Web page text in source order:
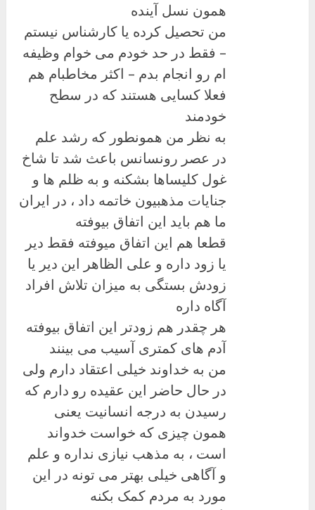
همون نسل آینده
من تحصیل کرده یا کارشناس نیستم
– فقط در حد خودم می خوام وظیفه
ام رو انجام بدم – اکثر مخاطبام هم
فعلا کسایی هستند که در سطح
خودمند
به نظر من همونطور که رشد علم
در عصر رونسانس باعث شد تا شاخ
غول کلیساها بشکنه و به ظلم ها و
جنایات مذهبیون خاتمه داد ، در ایران
ما هم باید این اتفاق بیوفته
قطعا هم این اتفاق میوفته فقط دیر
یا زود داره و علی الظاهر این دیر یا
زودش بستگی به میزان تلاش افراد
آگاه داره
هر چقدر هم زودتر این اتفاق بیوفته
آدم های کمتری آسیب می بینند
من به خداوند خیلی اعتقاد دارم ولی
در حال حاضر این عقیده رو دارم که
رسیدن به درجه انسانیت یعنی
همون چیزی که خواست خدواند
است ، به مذهب نیازی نداره و علم
و آگاهی خیلی بهتر می تونه در این
مورد به مردم کمک بکنه